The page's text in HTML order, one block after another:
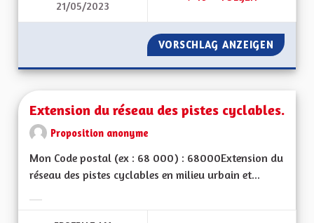
21/05/2023 MOINS DE
VORSCHLAG ANZEIGEN
Extension du réseau des pistes cyclables.
Proposition anonyme
Mon Code postal (ex : 68 000) : 68000Extension du
réseau des pistes cyclables en milieu urbain et...